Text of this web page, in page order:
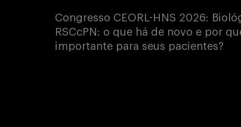
Congresso CEORL-HNS 2026:
RSCcPN: o que há de novo e por
importante para seus pacientes?